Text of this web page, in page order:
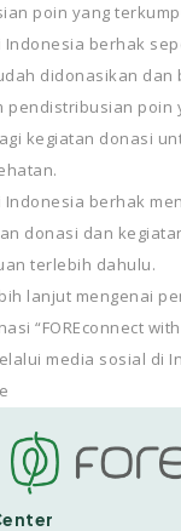
poin yang
Indonesia berhak
didonasikan dan
pendistribusian poin
kegiatan donasi
Indonesia berhak
donasi dan
terlebih dahulu.
lanjut mengenai
“FOREconnect
media sosial di